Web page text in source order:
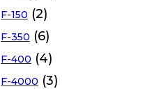
F-150 (2)
F-350 (6)
F-400 (4)
F-4000 (3)